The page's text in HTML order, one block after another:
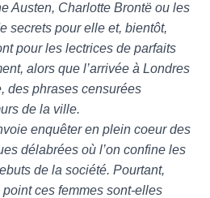
Austen, Charlotte Brontë ou les
secrets pour elle et, bientôt,
pour les lectrices de parfaits
alors que l’arrivée à Londres
des phrases censurées
de la ville.
enquêter en plein coeur des
délabrées où l’on confine les
de la société. Pourtant,
ces femmes sont-elles